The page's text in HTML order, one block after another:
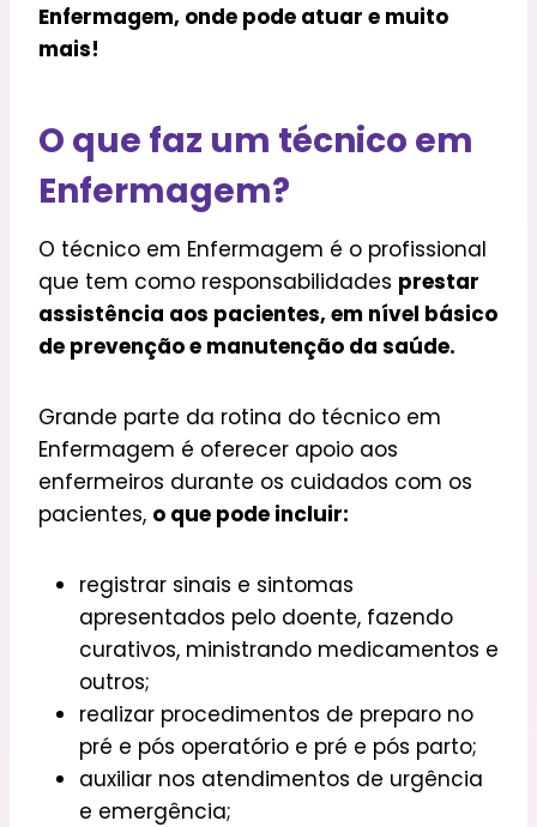
Enfermagem, onde pode atuar e muito
mais!
O que faz um técnico em
Enfermagem?
O técnico em Enfermagem é o profissional
que tem como responsabilidades prestar
assistência aos pacientes, em nível básico
de prevenção e manutenção da saúde.
Grande parte da rotina do técnico em
Enfermagem é oferecer apoio aos
enfermeiros durante os cuidados com os
pacientes, o que pode incluir:
registrar sinais e sintomas
apresentados pelo doente, fazendo
curativos, ministrando medicamentos e
outros;
realizar procedimentos de preparo no
pré e pós operatório e pré e pós parto;
auxiliar nos atendimentos de urgência
e emergência;